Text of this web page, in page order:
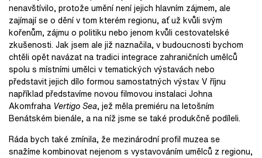
nenavštívilo, protože umění není jejich hlavním zájmem, ale
zajímají se o dění v tom kterém regionu, ať už kvůli svým
kořenům, zájmu o politiku nebo jenom kvůli cestovatelské
zkušenosti. Jak jsem ale již naznačila, v budoucnosti bychom
chtěli opět navázat na tradici integrace zahraničních umělců
spolu s místními umělci v tematických výstavách nebo
představit jejich dílo formou samostatných výstav. V říjnu
například představíme novou filmovou instalaci Johna
Akomfraha Vertigo Sea, jež měla premiéru na letošním
Benátském bienále, a na níž jsme se také produkčně podíleli.
Ráda bych také zmínila, že mezinárodní profil muzea se
snažíme kombinovat nejenom s vystavováním umělců z regionu,